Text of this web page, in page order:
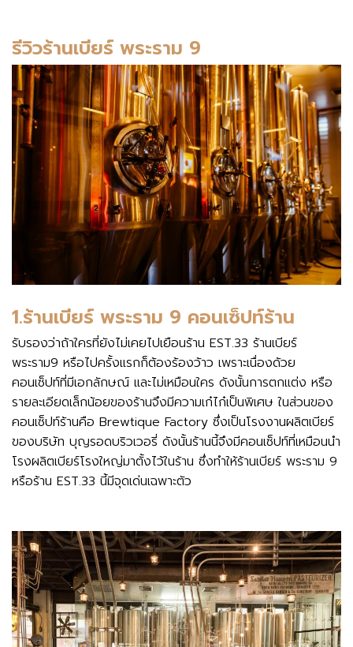
รีวิวร้านเบียร์ พระราม 9
1.ร้านเบียร์ พระราม 9 คอนเซ็ปท์ร้าน
รับรองว่าถ้าใครที่ยังไม่เคยไปเยือนร้าน EST.33 ร้านเบียร์
พระราม9 หรือไปครั้งแรกก็ต้องร้องว้าว เพราะเนื่องด้วย
คอนเซ็ปท์ที่มีเอกลักษณ์ และไม่เหมือนใคร ดังนั้นการตกแต่ง หรือ
รายละเอียดเล็กน้อยของร้านจึงมีความเก๋ไก๋เป็นพิเศษ ในส่วนของ
คอนเซ็ปท์ร้านคือ Brewtique Factory ซึ่งเป็นโรงงานผลิตเบียร์
ของบริษัท บุญรอดบริวเวอรี่ ดังนั้นร้านนี้จึงมีคอนเซ็ปท์ที่เหมือนนำ
โรงผลิตเบียร์โรงใหญ่มาตั้งไว้ในร้าน ซึ่งทำให้ร้านเบียร์ พระราม 9
หรือร้าน EST.33 นี้มีจุดเด่นเฉพาะตัว